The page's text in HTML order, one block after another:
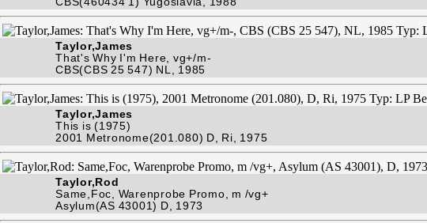
Taylor,James
That's Why I'm Here, vg+/m-
CBS(CBS 25 547) NL, 1985
Taylor,James
This is (1975)
2001 Metronome(201.080) D, Ri, 1975
Taylor,Rod
Same,Foc, Warenprobe Promo, m /vg+
Asylum(AS 43001) D, 1973